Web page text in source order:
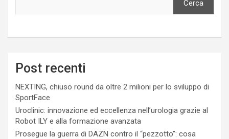
Cerca
Post recenti
NEXTING, chiuso round da oltre 2 milioni per lo sviluppo di
SportFace
Uroclinic: innovazione ed eccellenza nell’urologia grazie al
Robot ILY e alla formazione avanzata
Prosegue la guerra di DAZN contro il “pezzotto”: cosa